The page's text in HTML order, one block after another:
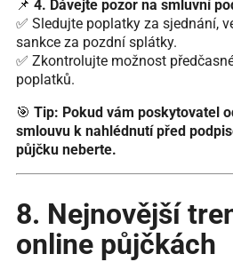
📌 4. Dávejte pozor na smluvní
✅ Sledujte poplatky za sjednání,
sankce za pozdní splátky.
✅ Zkontrolujte možnost
poplatků.
🎯 Tip: Pokud vám poskytovatel
smlouvu k nahlédnutí před
půjčku neberte.
8. Nejnovější
online půjčkách